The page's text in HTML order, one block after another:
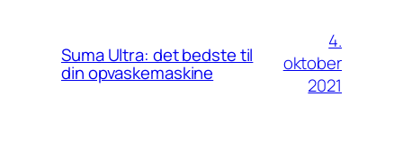
Suma Ultra: det bedste til
din opvaskemaskine
4.
oktober
2021